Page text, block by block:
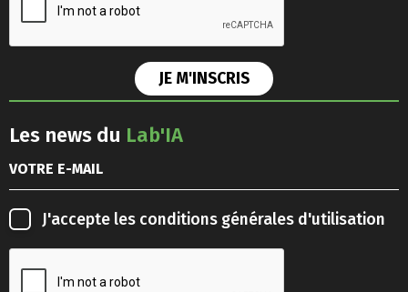
Les news du Lab'IA
J'accepte les conditions générales d'utilisation